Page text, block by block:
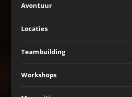
Avontuur
Locaties
Teambuilding
Workshops